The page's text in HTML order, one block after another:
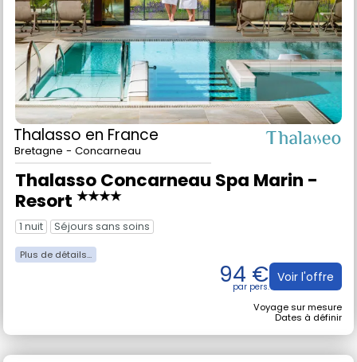
Thalasso en France
Bretagne - Concarneau
Thalasso Concarneau Spa Marin -
Resort ★★★★
1 nuit Séjours sans soins
94 € Voir l'offre
Voyage sur mesure
Dates à définir